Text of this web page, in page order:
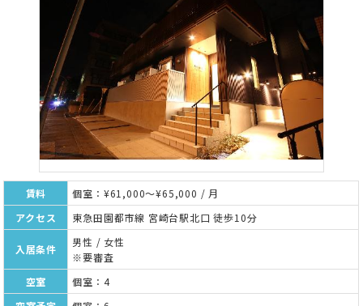
賃料
個室：¥61,000～¥65,000 / 月
アクセス
東急田園都市線 宮崎台駅北口 徒歩10分
入居条件
男性 / 女性
※要審査
空室
個室：4